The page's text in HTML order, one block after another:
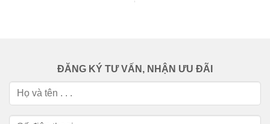
ĐĂNG KÝ TƯ VẤN, NHẬN ƯU ĐÃI